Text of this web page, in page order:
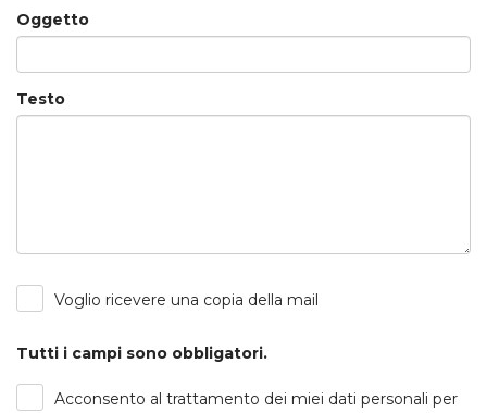
Oggetto
Testo
Voglio ricevere una copia della mail
Tutti i campi sono obbligatori.
Acconsento al trattamento dei miei dati personali per